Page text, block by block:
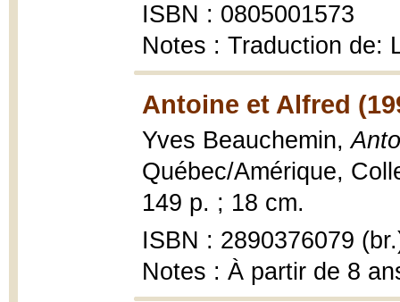
ISBN : 0805001573
Notes : Traduction de:
Antoine et Alfred
Yves Beauchemin,
Québec/Amérique,
149 p. ; 18 cm.
ISBN : 2890376079
Notes : À partir de 8